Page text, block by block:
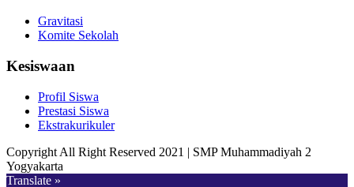
Gravitasi
Komite Sekolah
Kesiswaan
Profil Siswa
Prestasi Siswa
Ekstrakurikuler
Copyright All Right Reserved 2021 | SMP Muhammadiyah 2
Yogyakarta
Translate »